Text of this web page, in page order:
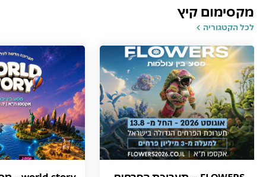
מקסימום קיץ
לכל הקטגוריה